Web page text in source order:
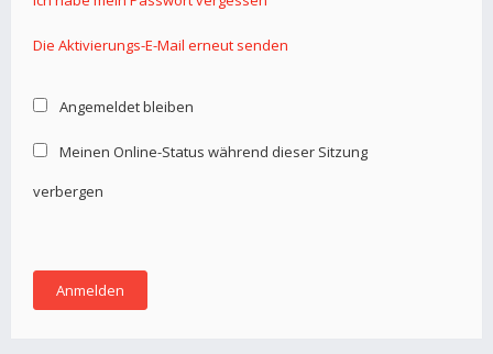
Die Aktivierungs-E-Mail erneut senden
Angemeldet bleiben
Meinen Online-Status während dieser Sitzung
verbergen